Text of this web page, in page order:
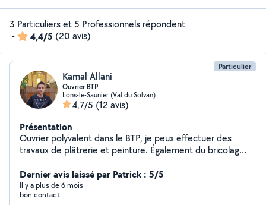
3 Particuliers et 5 Professionnels répondent
-
4,4/5 (20 avis)
Particulier
Kamal Allani
Ouvrier BTP
Lons-le-Saunier (Val du Solvan)
4,7/5 (12 avis)
Présentation
Ouvrier polyvalent dans le BTP, je peux effectuer des
travaux de plâtrerie et peinture. Également du bricolage
Dernier avis laissé par Patrick : 5/5
Il y a plus de 6 mois
bon contact